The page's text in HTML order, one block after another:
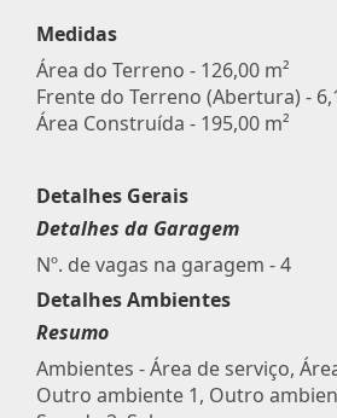
Medidas
Área do Terreno - 126,00 m²
Frente do Terreno (Abertura) -
Área Construída - 195,00 m²
Detalhes Gerais
Detalhes da Garagem
Nº. de vagas na garagem - 4
Detalhes Ambientes
Resumo
Ambientes - Área de serviço,
Outro ambiente 1, Outro